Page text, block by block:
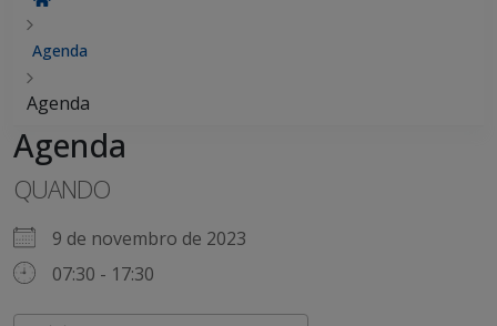
Agenda
Agenda
Agenda
QUANDO
9 de novembro de 2023
07:30 - 17:30